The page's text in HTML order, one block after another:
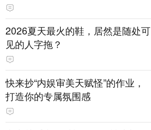
2026夏天最火的鞋，居然是随处可
见的人字拖？
快来抄“内娱审美天赋怪”的作业，
打造你的专属氛围感